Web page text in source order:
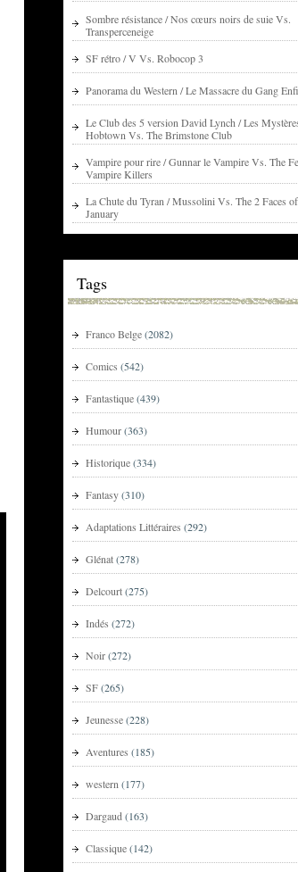
Sombre résistance / Nos cœurs noirs de suie Vs.
Transperceneige
SF rétro / V Vs. Robocop 3
Panorama du Western / Le Massacre du Gang
Le Club des 5 version David Lynch / Les
Hobtown Vs. The Brimstone Club
Vampire pour rire / Gunnar le Vampire Vs. The
Vampire Killers
La Chute du Tyran / Mussolini Vs. The 2 Faces of
January
Tags
Franco Belge(2082)
Comics (542)
Fantastique(439)
Humour(363)
Historique(334)
Fantasy(310)
Adaptations Littéraires (292)
Glénat(278)
Delcourt(275)
Indés (272)
Noir(272)
SF(265)
Jeunesse(228)
Aventures (185)
western (177)
Dargaud (163)
Classique(142)